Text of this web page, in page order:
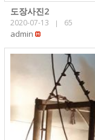
도장사진2
2020-07-13 | 65
admin